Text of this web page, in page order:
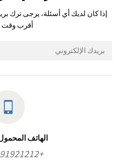
إذا كان لديك أي أسئلة، يرجى ترك
أقرب
الهاتف
+86-13291921212